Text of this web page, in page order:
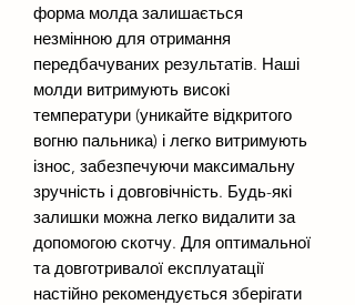
форма молда залишається
незмінною для отримання
передбачуваних результатів. Наші
молди витримують високі
температури (уникайте відкритого
вогню пальника) і легко витримують
ізнос, забезпечуючи максимальну
зручність і довговічність. Будь-які
залишки можна легко видалити за
допомогою скотчу. Для оптимальної
та довготривалої експлуатації
настійно рекомендується зберігати